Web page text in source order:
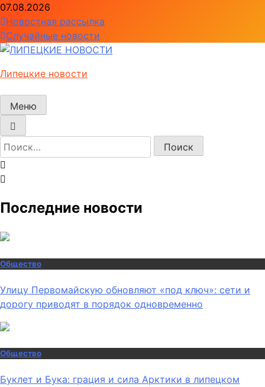
Перейти
к
содержимому
07.08.2026
Новостная рассылка
Случайные новости
Липецкие новости
Меню
Найти:
Последние новости
Общество
Улицу Первомайскую обновляют «под ключ»: сети и
дорогу приводят в порядок одновременно
Общество
Буклет и Бука: грация и сила Арктики в липецком